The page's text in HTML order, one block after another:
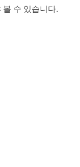
볼 수 있습니다.